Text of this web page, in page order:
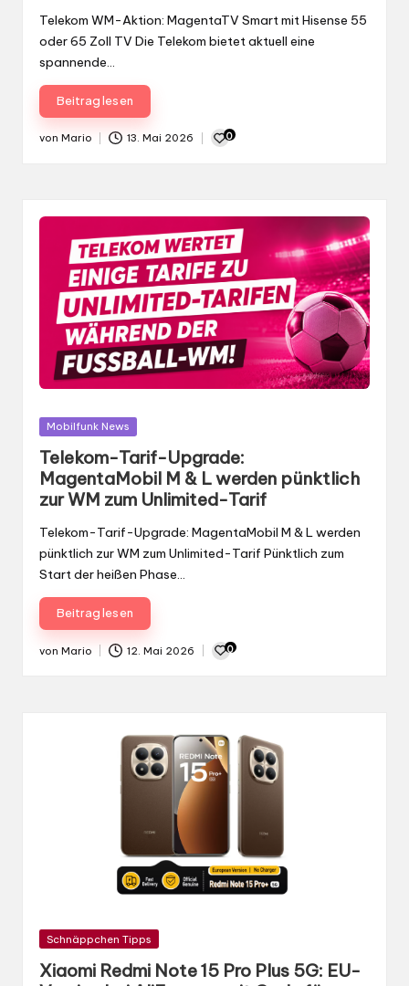
Telekom WM-Aktion: MagentaTV Smart mit Hisense 55
oder 65 Zoll TV Die Telekom bietet aktuell eine
spannende…
Beitrag lesen
von Mario 13. Mai 2026 0
Gepostet
Mobilfunk News
Telekom-Tarif-Upgrade:
MagentaMobil M & L werden pünktlich
zur WM zum Unlimited-Tarif
Telekom-Tarif-Upgrade: MagentaMobil M & L werden
pünktlich zur WM zum Unlimited-Tarif Pünktlich zum
Start der heißen Phase…
Beitrag lesen
Gepostet
von Mario 12. Mai 2026 0
Gepostet
Schnäppchen Tipps
Xiaomi Redmi Note 15 Pro Plus 5G: EU-